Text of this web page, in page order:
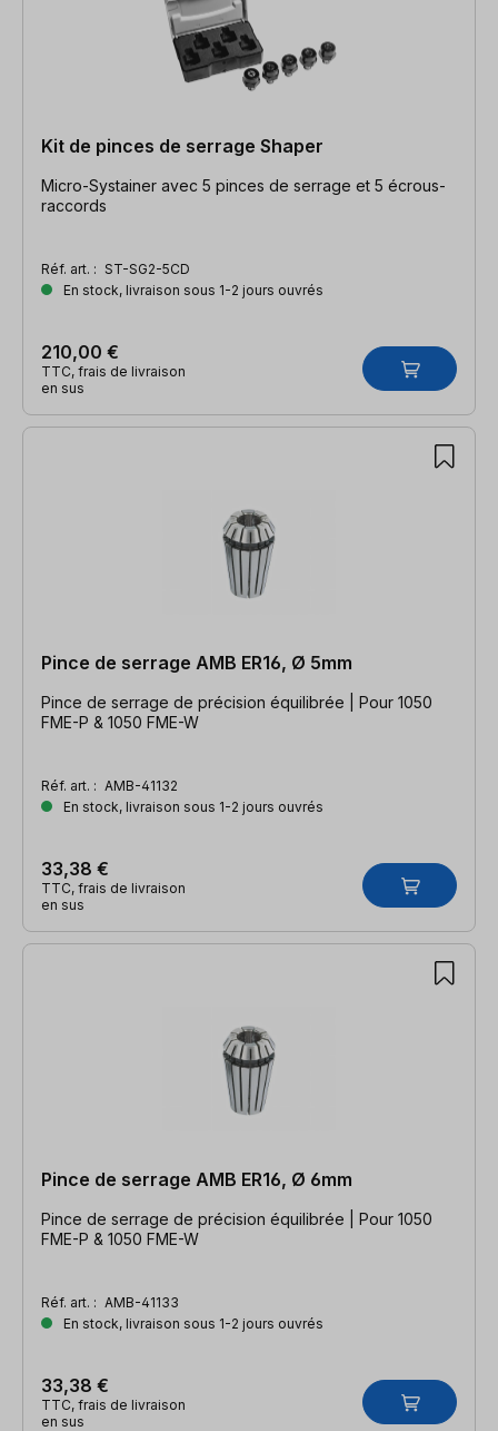
Kit de pinces de serrage Shaper
Micro-Systainer avec 5 pinces de serrage et 5 écrous-
raccords
Réf. art. : ST-SG2-5CD
En stock, livraison sous 1-2 jours ouvrés
210,00 €
TTC, frais de livraison
en sus
Pince de serrage AMB ER16, Ø 5mm
Pince de serrage de précision équilibrée | Pour 1050
FME-P & 1050 FME-W
Réf. art. : AMB-41132
En stock, livraison sous 1-2 jours ouvrés
33,38 €
TTC, frais de livraison
en sus
Pince de serrage AMB ER16, Ø 6mm
Pince de serrage de précision équilibrée | Pour 1050
FME-P & 1050 FME-W
Réf. art. : AMB-41133
En stock, livraison sous 1-2 jours ouvrés
33,38 €
TTC, frais de livraison
en sus